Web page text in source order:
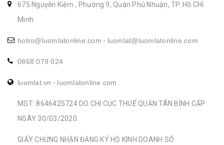
675 Nguyễn Kiệm , Phường 9, Quận Phú Nhuận, TP. Hồ CHí
Minh.
hotro@luomlatonline.com - luomlat@luomlatonline.com
0868 079 024
luomlat.vn - luomlatonline.com
MST: 8646425724 DO CHI CỤC THUẾ QUẬN TÂN BÌNH CẤP
NGÀY 30/03/2020.
GIẤY CHỨNG NHẬN ĐĂNG KÝ HỘ KINH DOANH SỐ